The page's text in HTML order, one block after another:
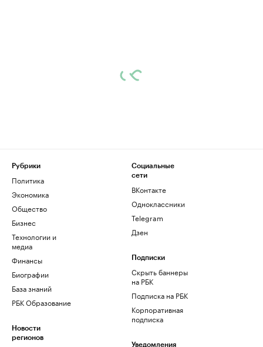
Рубрики
Политика
Экономика
Общество
Бизнес
Технологии и
медиа
Финансы
Биографии
База знаний
РБК Образование
Новости
регионов
Социальные
сети
ВКонтакте
Одноклассники
Telegram
Дзен
Подписки
Скрыть баннеры
на РБК
Подписка на РБК
Корпоративная
подписка
Уведомления